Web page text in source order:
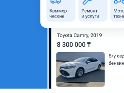
Оригинальность
Возможна рассрочка или